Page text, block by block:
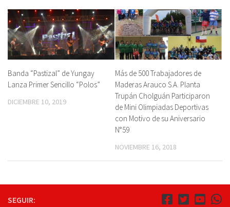
Banda “Pastizal” de Yungay
Lanza Primer Sencillo “Polos”
DICIEMBRE 10, 2019
Más de 500 Trabajadores de
Maderas Arauco S.A. Planta
Trupán Cholguán Participaron
de Mini Olimpiadas Deportivas
con Motivo de su Aniversario
N°59
NOVIEMBRE 16, 2018
SEGUIR: